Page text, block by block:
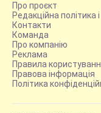
Про проєкт
Редакційна політика
Контакти
Команда
Про компанію
Реклама
Правила
Правова інформація
Політика